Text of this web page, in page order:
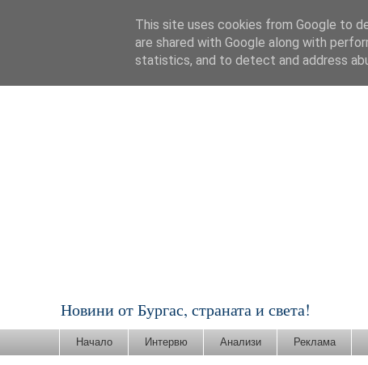
Новини от Бургас, страната и света!
Начало Интервю Анализи Реклама
This site uses cookies from Google to
are shared with Google along with
statistics, and to detect and address